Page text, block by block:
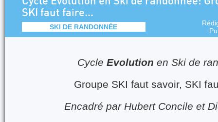
SKI faut faire...
SKI DE RANDONNÉE
Cycle Evolution en Ski de
Groupe SKI faut savoir, SKI
Encadré par Hubert Concile et